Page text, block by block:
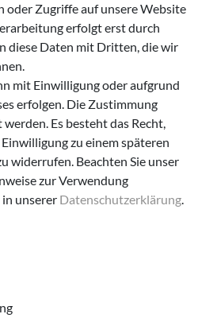
Zugriffe auf unsere Website
erfolgt erst durch
diese Daten mit Dritten, die wir
mit Einwilligung oder aufgrund
erfolgen. Die Zustimmung
Es besteht das Recht,
zu einem späteren
widerrufen. Beachten Sie unser
zur Verwendung
unserer Daten­schutz­erklärung.